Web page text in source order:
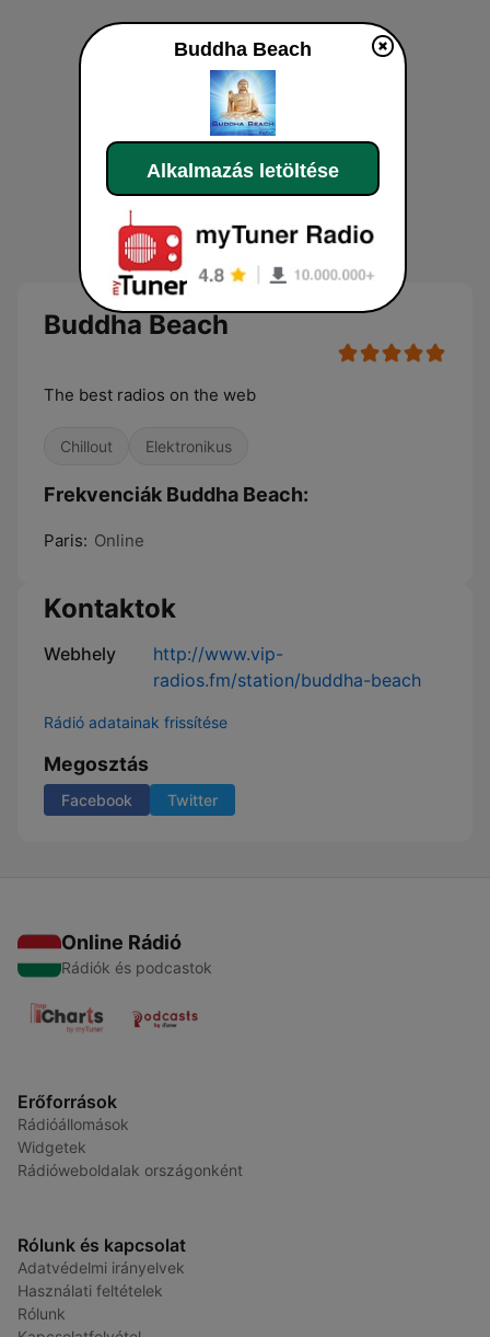
Buddha Beach
The best radios on the web
Chillout Elektronikus
Frekvenciák Buddha Beach:
Paris: Online
Kontaktok
Webhely
http://www.vip-
radios.fm/station/buddha-beach
Rádió adatainak frissítése
Megosztás
Facebook Twitter
Online Rádió
Rádiók és podcastok
Erőforrások
Rádióállomások
Widgetek
Rádióweboldalak országonként
Rólunk és kapcsolat
Adatvédelmi irányelvek
Használati feltételek
Rólunk
Buddha Beach
Alkalmazás letöltése